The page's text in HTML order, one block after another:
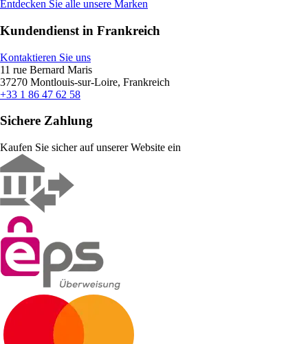
Entdecken Sie alle unsere Marken
Kundendienst in Frankreich
Kontaktieren Sie uns
11 rue Bernard Maris
37270 Montlouis-sur-Loire, Frankreich
+33 1 86 47 62 58
Sichere Zahlung
Kaufen Sie sicher auf unserer Website ein